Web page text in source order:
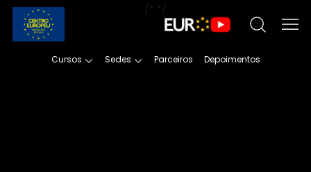
Cursos Sedes Parceiros Depoimentos
/* */